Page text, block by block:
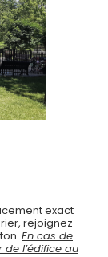
exact
rejoignez-
En cas de
de l’édifice au